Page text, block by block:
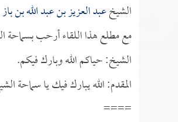
الشيخعبد العزيز بن عبد الله بن باز
مع مطلع هذا اللقاء أرحب بسماحة
الشيخ: حياكم الله وبارك فيكم.
المقدم: الله يبارك فيك يا سماحة
====